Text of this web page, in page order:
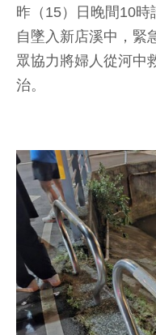
昨（15）日晚間10
自墜入新店溪中，緊
眾協力將婦人從河中
治。